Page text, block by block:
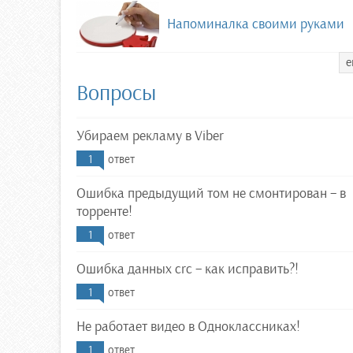
Напоминалка своими руками
Вопросы
Убираем рекламу в Viber
1 ответ
Ошибка предыдущий том не смонтирован – в
торренте!
1 ответ
Ошибка данных crc – как исправить?!
1 ответ
Не работает видео в Одноклассниках!